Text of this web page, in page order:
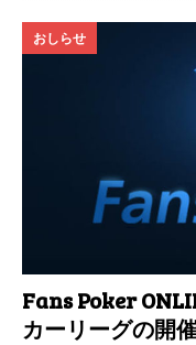
おしらせ
Fans Poker
カーリーグの開